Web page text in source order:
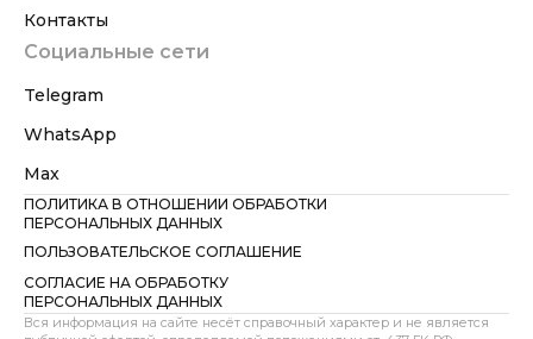
Контакты
Социальные сети
Telegram
WhatsApp
Max
ПОЛИТИКА В ОТНОШЕНИИ ОБРАБОТКИ
ПЕРСОНАЛЬНЫХ ДАННЫХ
ПОЛЬЗОВАТЕЛЬСКОЕ СОГЛАШЕНИЕ
СОГЛАСИЕ НА ОБРАБОТКУ
ПЕРСОНАЛЬНЫХ ДАННЫХ
Вся информация на сайте несёт справочный характер и не является